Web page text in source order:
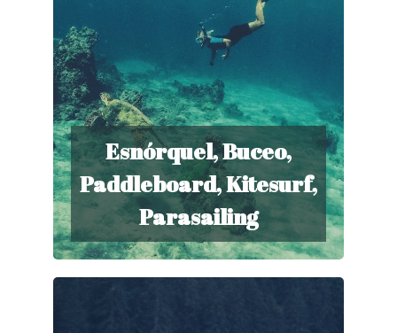
Esnórquel, Buceo,
Paddleboard, Kitesurf,
Parasailing